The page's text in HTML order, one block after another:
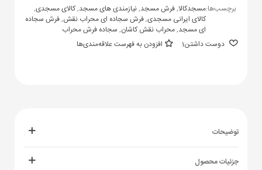
برچسب‌ها:مسجدکالا,فرش مسجد,نیازمندی های مسجد,کالای مسجدی,
کالای ایرانی مسجدی,فرش سجاده ای محراب نقش,فرش سجاده
ای مسجد,محراب نقش کاشان, سجاده فرش محراب
دوست داشتن1 افزودن به فهرست علاقه‌مندی‌ها
توضیحات
جزئیات محصول